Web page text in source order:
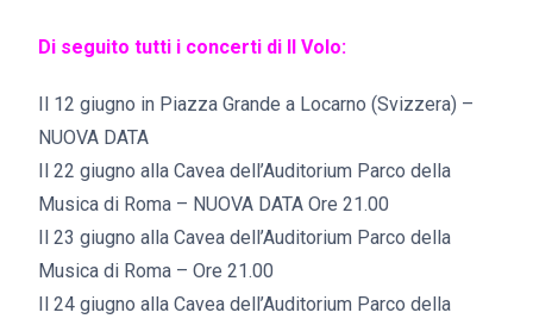
Di seguito tutti i concerti di Il Volo:
Il 12 giugno in Piazza Grande a Locarno (Svizzera) –
NUOVA DATA
Il 22 giugno alla Cavea dell’Auditorium Parco della
Musica di Roma – NUOVA DATA Ore 21.00
Il 23 giugno alla Cavea dell’Auditorium Parco della
Musica di Roma – Ore 21.00
Il 24 giugno alla Cavea dell’Auditorium Parco della